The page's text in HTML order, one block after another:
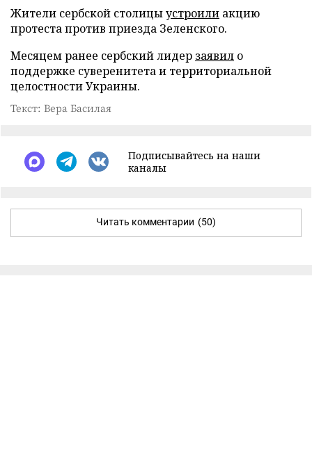
Жители сербской столицыустроили акцию
протеста против приезда Зеленского.
Месяцем ранее сербский лидер заявил о
поддержке суверенитета и территориальной
целостности Украины.
Текст: Вера Басилая
Подписывайтесь на наши
каналы
Читать комментарии (50)